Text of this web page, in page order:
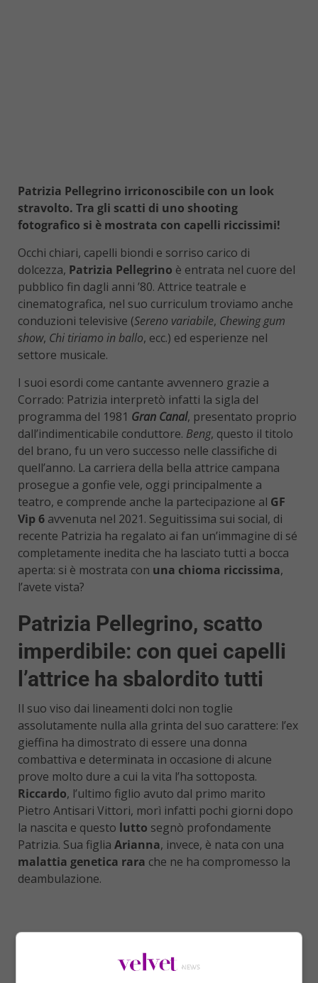
Patrizia Pellegrino irriconoscibile con un look
stravolto. Tra gli scatti di uno shooting
fotografico si è mostrata con capelli riccissimi!
Occhi chiari, capelli biondi e sorriso carico di
dolcezza, Patrizia Pellegrino è entrata nel cuore del
pubblico fin dagli anni ’80. Attrice teatrale e
cinematografica, nel suo curriculum troviamo anche
conduzioni televisive (Sereno variabile, Chewing gum
show, Chi tiriamo in ballo, ecc.) ed esperienze nel
settore musicale.
I suoi esordi come cantante avvennero grazie a
Corrado: Patrizia interpretò infatti la sigla del
programma del 1981 Gran Canal, presentato proprio
dall’indimenticabile conduttore. Beng, questo il titolo
del brano, fu un vero successo nelle classifiche di
quell’anno. La carriera della bella attrice campana
prosegue a gonfie vele, oggi principalmente a
teatro, e comprende anche la partecipazione al GF
Vip 6 avvenuta nel 2021. Seguitissima sui social, di
recente Patrizia ha regalato ai fan un’immagine di sé
completamente inedita che ha lasciato tutti a bocca
aperta: si è mostrata con una chioma riccissima,
l’avete vista?
Patrizia Pellegrino, scatto
imperdibile: con quei capelli
l’attrice ha sbalordito tutti
Il suo viso dai lineamenti dolci non toglie
assolutamente nulla alla grinta del suo carattere: l’ex
gieffina ha dimostrato di essere una donna
combattiva e determinata in occasione di alcune
prove molto dure a cui la vita l’ha sottoposta.
Riccardo, l’ultimo figlio avuto dal primo marito
Pietro Antisari Vittori, morì infatti pochi giorni dopo
la nascita e questo lutto segnò profondamente
Patrizia. Sua figlia Arianna, invece, è nata con una
malattia genetica rara che ne ha compromesso la
deambulazione.